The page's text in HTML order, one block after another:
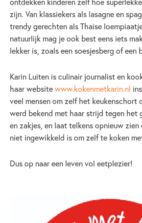
zijn. Van klassiekers als lasagne en
trendy gerechten als Thaise
natuurlijk mag je ook best eens iets
lekker is, zoals een soesjesberg of een
Karin Luiten is culinair journalist en
haar websitewww.kokenmetkarin.nl
veel mensen om zelf het keukenschort
werd bekend met haar strijd tegen het
en zakjes, en laat telkens opnieuw
niet ingewikkeld is om zelf te koken
Dus op naar een leven vol eetplezier!